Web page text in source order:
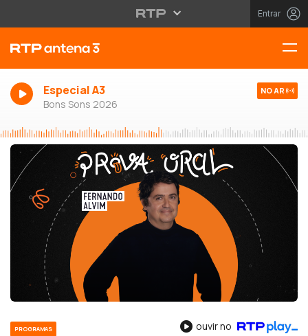
Entrar
Especial A3
Bons Sons 2026
NO AR
ouvir no
PROGRAMAS